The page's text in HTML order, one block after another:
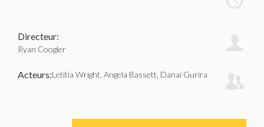
Directeur:
Ryan Coogler
Acteurs:Letitia Wright, Angela Bassett, Danai Gurira